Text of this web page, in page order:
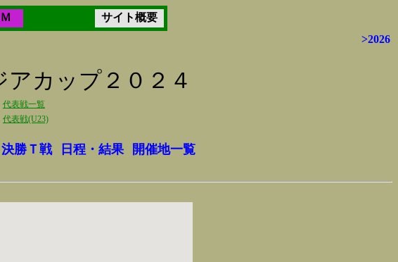
サイト概要
>2026
アカップ２０２４
代表戦一覧
代表戦(U23)
決勝Ｔ戦 日程・結果 開催地一覧